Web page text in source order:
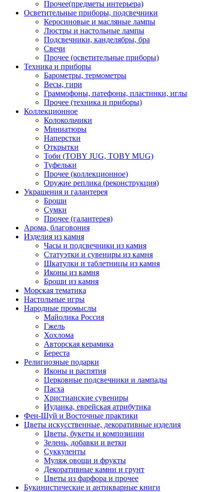
Прочее(предметы интерьера)
Осветительные приборы, подсвечники
Керосиновые и масляные лампы
Люстры и настольные лампы
Подсвечники, канделябры, бра
Свечи
Прочее (осветительные приборы)
Техника и приборы
Барометры, термометры
Весы, гири
Граммофоны, патефоны, пластинки, иглы
Прочее (техника и приборы)
Коллекционное
Колокольчики
Миниатюры
Наперстки
Открытки
Тоби (TOBY JUG, TOBY MUG)
Туфельки
Прочее (коллекционное)
Оружие реплика (реконструкция)
Украшения и галантерея
Броши
Сумки
Прочее (галантерея)
Арома, благовония
Изделия из камня
Часы и подсвечники из камня
Статуэтки и сувениры из камня
Шкатулки и таблетницы из камня
Иконы из камня
Броши из камня
Морская тематика
Настольные игры
Народные промыслы
Майолика Россия
Гжель
Хохлома
Авторская керамика
Береста
Религиозные подарки
Иконы и распятия
Церковные подсвечники и лампады
Пасха
Христианские сувениры
Иудаика, еврейская атрибутика
Фен-Шуй и Восточные практики
Цветы искусственные, декоративные изделия
Цветы, букеты и композиции
Зелень, добавки и ветки
Суккуленты
Муляж овощи и фрукты
Декоративные камни и грунт
Цветы из фарфора и прочее
Букинистические и антикварные книги